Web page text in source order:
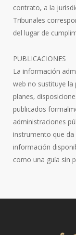
contrato, a la
Tribunales
del lugar de
PUBLICACIONES
La información
web no sustituye la
planes,
publicados
administraciones
instrumento que
información
como una guía sin